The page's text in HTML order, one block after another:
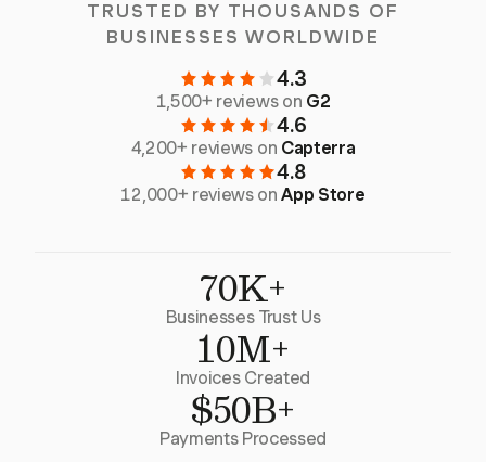
TRUSTED BY THOUSANDS OF
BUSINESSES WORLDWIDE
4.3
1,500+ reviews on G2
4.6
4,200+ reviews on Capterra
4.8
12,000+ reviews onApp Store
70K+
Businesses Trust Us
10M+
Invoices Created
$50B+
Payments Processed